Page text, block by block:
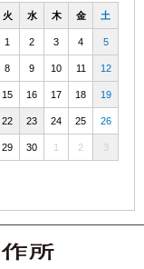
火 水 木 金 土
1 2 3 4 5
8 9 10 11 12
15 16 17 18 19
22 23 24 25 26
29 30 1 2 3